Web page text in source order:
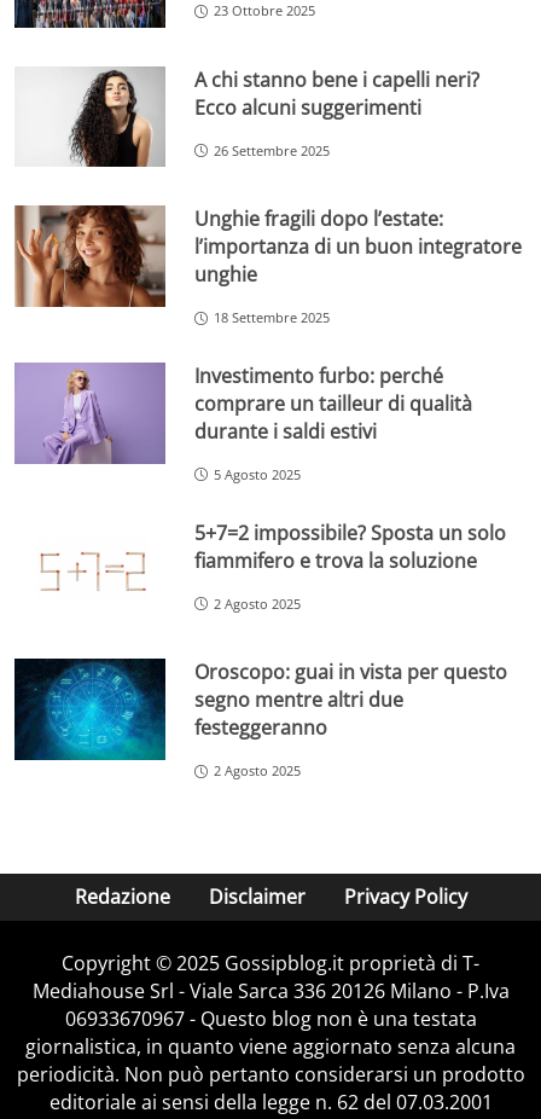
23 Ottobre 2025
A chi stanno bene i capelli neri?
Ecco alcuni suggerimenti
26 Settembre 2025
Unghie fragili dopo l’estate:
l’importanza di un buon integratore
unghie
18 Settembre 2025
Investimento furbo: perché
comprare un tailleur di qualità
durante i saldi estivi
5 Agosto 2025
5+7=2 impossibile? Sposta un solo
fiammifero e trova la soluzione
2 Agosto 2025
Oroscopo: guai in vista per questo
segno mentre altri due
festeggeranno
2 Agosto 2025
Redazione Disclaimer Privacy Policy
Copyright © 2025 Gossipblog.it proprietà di T-
Mediahouse Srl - Viale Sarca 336 20126 Milano - P.Iva
06933670967 - Questo blog non è una testata
giornalistica, in quanto viene aggiornato senza alcuna
periodicità. Non può pertanto considerarsi un prodotto
editoriale ai sensi della legge n. 62 del 07.03.2001